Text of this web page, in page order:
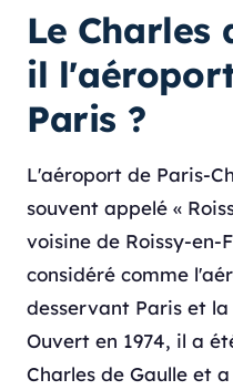
Le Charles
il
Paris ?
L'aéroport de Paris-
souvent appelé «
voisine de Roissy-en-
considéré comme
desservant Paris et
Ouvert en 1974, il a
Charles de Gaulle et